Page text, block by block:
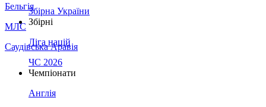
Бельгія
МЛС
Саудівська Аравія
Збірна України
Збірні
Ліга націй
ЧС 2026
Чемпіонати
Англія